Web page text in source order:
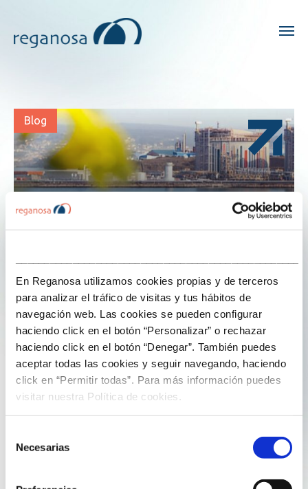
En Reganosa utilizamos cookies propias y de terceros
para analizar el tráfico de visitas y tus hábitos de
navegación web. Las cookies se pueden configurar
haciendo click en el botón “Personalizar” o rechazar
haciendo click en el botón “Denegar”. También puedes
aceptar todas las cookies y seguir navegando, haciendo
click en “Permitir todas”. Para más información puedes
visitar nuestra Política de cookies.
Necesarias
Blog
27 de diciembre de 2024 comunicacion
Reganosa, 25 años contribuyendo al
desarrollo sostenible
Este 2024 no ha sido un año más para Reganosa, al ser
conmemorados nuestros 25 años de trabajo y
contribución al desarrollo sostenible. Durante nuestro
primer cuarto de siglo, hemos conseguido